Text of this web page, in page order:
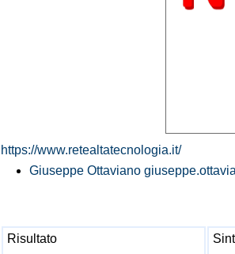
https://www.retealtatecnologia.it/
Giuseppe Ottaviano
Risultato